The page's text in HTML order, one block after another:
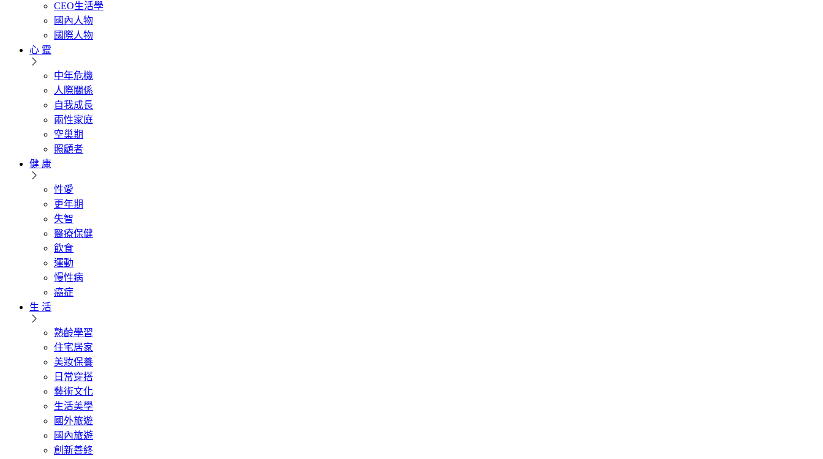
CEO生活學
國內人物
國際人物
心 靈
中年危機
人際關係
自我成長
兩性家庭
空巢期
照顧者
健 康
性愛
更年期
失智
醫療保健
飲食
運動
慢性病
癌症
生 活
熟齡學習
住宅居家
美妝保養
日常穿搭
藝術文化
生活美學
國外旅遊
國內旅遊
創新善終